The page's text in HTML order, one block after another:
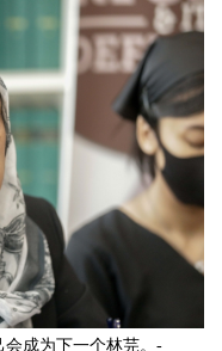
成为下一个林芫。-